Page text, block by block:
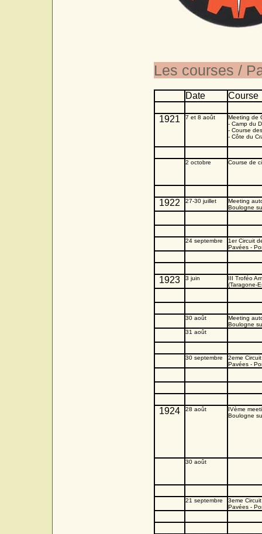
Les courses /
Date Course
1921 7 et 8 août
Meeting de
- Camp du
- Course
- Côte du
2 octobre Course de
1922 27-30 juillet
Meeting
Boulogne
24 septembre
1er Circuit
Pavées -
1923 3 juin
III Troféo
(Taragone-
30 août
Meeting
Boulogne
31 août
30 septembre
2eme
Pavées -
1924 28 août
IVème
Boulogne
30 août
21 septembre
3eme
Pavées -